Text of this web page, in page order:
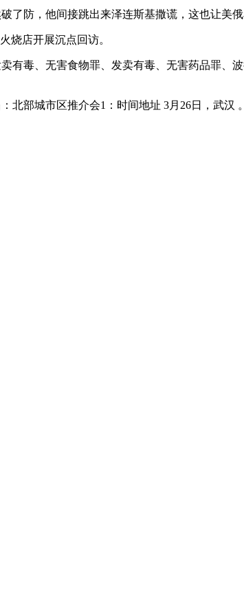
防，他间接跳出来泽连斯基撒谎，这也让美俄
店开展沉点回访。
毒、无害食物罪、发卖有毒、无害药品罪、
部城市区推介会1：时间地址 3月26日，武汉